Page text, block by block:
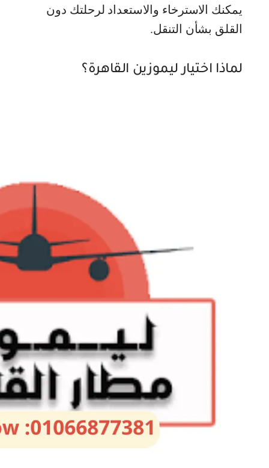
يمكنك الاسترخاء والاستعداد لرحلتك دون
القلق بشأن التنقل.
لماذا اختيار ليموزين القاهرة؟